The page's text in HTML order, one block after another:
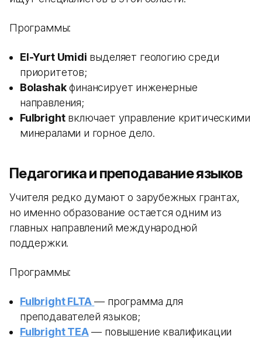
Программы:
El-Yurt Umidi выделяет геологию среди
приоритетов;
Bolashakфинансирует инженерные
направления;
Fulbrightвключает управление критическими
минералами и горное дело.
Педагогика и преподавание языков
Учителя редко думают о зарубежных грантах,
но именно образование остается одним из
главных направлений международной
поддержки.
Программы:
Fulbright FLTA — программа для
преподавателей языков;
Fulbright TEA— повышение квалификации